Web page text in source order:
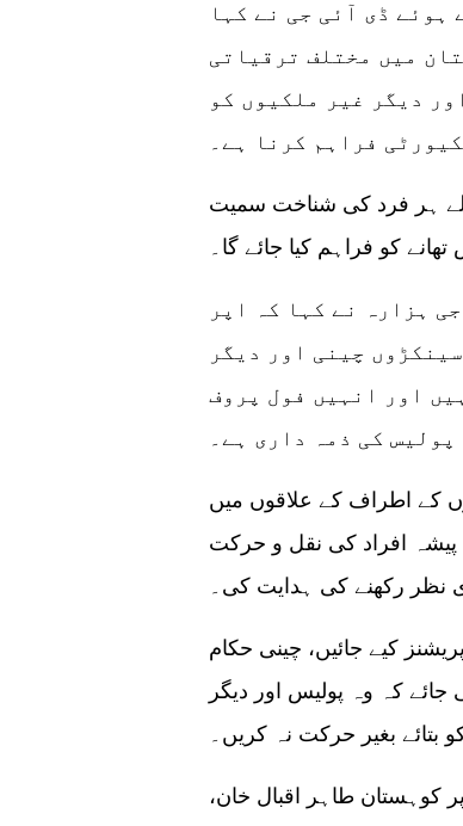
ہوئے ڈی آئی جی نے کہا
میں مختلف ترقیاتی
دیگر غیر ملکیوں کو
فراہم کرنا ہے۔
ہر فرد کی شناخت سمیت
کو فراہم کیا جائے گا۔
ہزارہ نے کہا کہ اپر
چینی اور دیگر
اور انہیں فول پروف
کی ذمہ داری ہے۔
کے اطراف کے علاقوں میں
پیشہ افراد کی نقل و حرکت
نظر رکھنے کی ہدایت کی۔
کیے جائیں، چینی حکام
کہ وہ پولیس اور دیگر
کوہستان طاہر اقبال خان،